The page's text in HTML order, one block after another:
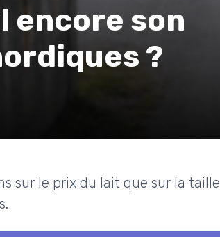
encore son
?
sur le prix du lait que sur la taille